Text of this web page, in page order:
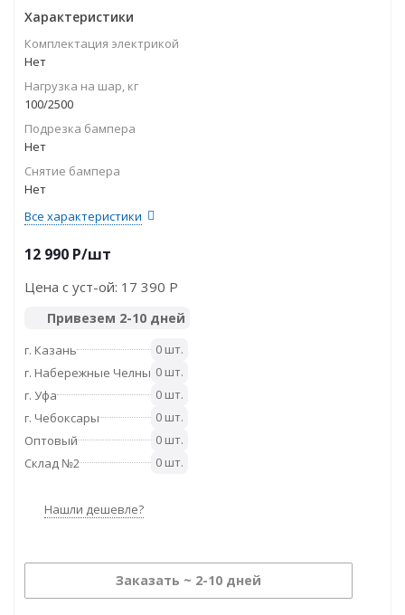
Характеристики
Комплектация электрикой
Нет
Нагрузка на шар, кг
100/2500
Подрезка бампера
Нет
Снятие бампера
Нет
Все характеристики
12 990 P/шт
Цена с уст-ой: 17 390 P
Привезем 2-10 дней
г. Казань
0 шт.
г. Набережные Челны 0 шт.
г. Уфа
0 шт.
г. Чебоксары
0 шт.
Оптовый
0 шт.
Склад №2
0 шт.
Нашли дешевле?
Заказать ~ 2-10 дней